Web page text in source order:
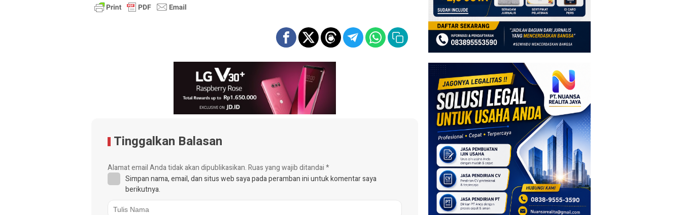
Tinggalkan Balasan
Alamat email Anda tidak akan dipublikasikan.Ruas yang wajib ditandai*
Simpan nama, email, dan situs web saya pada peramban ini untuk komentar saya
berikutnya.